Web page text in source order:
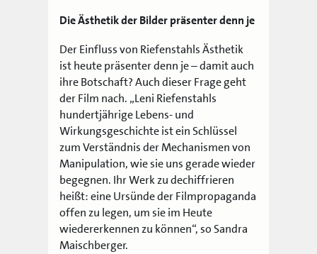
Die Ästhetik der Bilder präsenter denn je
Der Einfluss von Riefenstahls Ästhetik
ist heute präsenter denn je – damit auch
ihre Botschaft? Auch dieser Frage geht
der Film nach. „Leni Riefenstahls
hundertjährige Lebens- und
Wirkungsgeschichte ist ein Schlüssel
zum Verständnis der Mechanismen von
Manipulation, wie sie uns gerade wieder
begegnen. Ihr Werk zu dechiffrieren
heißt: eine Ursünde der Filmpropaganda
offen zu legen, um sie im Heute
wiedererkennen zu können“, so Sandra
Maischberger.